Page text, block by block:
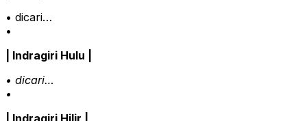
• dicari…
•
| Indragiri Hulu |
• dicari…
•
| Indragiri Hilir |